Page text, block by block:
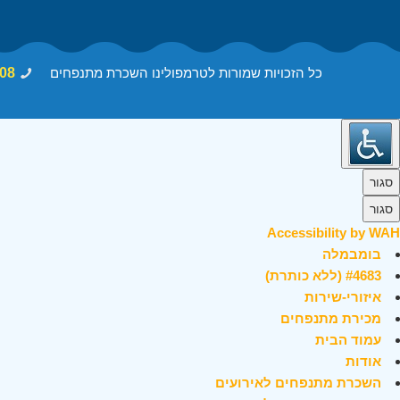
כל הזכויות שמורות לטרמפולינו השכרת מתנפחים
סגור
סגור
Accessibility by WAH
בומבמלה
#4683 (ללא כותרת)
איזורי-שירות
מכירת מתנפחים
עמוד הבית
אודות
השכרת מתנפחים לאירועים